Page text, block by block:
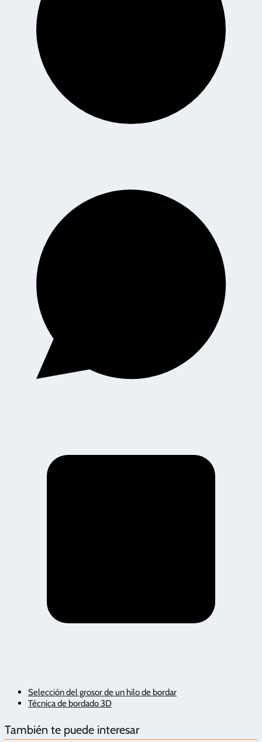
Selección del grosor de un hilo de bordar
Técnica de bordado 3D
También te puede interesar